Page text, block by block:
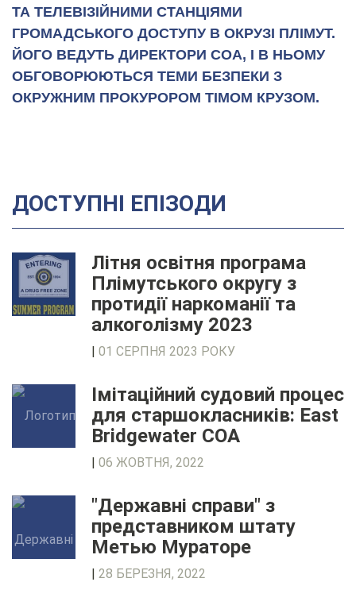
ТА ТЕЛЕВІЗІЙНИМИ СТАНЦІЯМИ
ГРОМАДСЬКОГО ДОСТУПУ В ОКРУЗІ ПЛІМУТ.
ЙОГО ВЕДУТЬ ДИРЕКТОРИ COA, І В НЬОМУ
ОБГОВОРЮЮТЬСЯ ТЕМИ БЕЗПЕКИ З
ОКРУЖНИМ ПРОКУРОРОМ ТІМОМ КРУЗОМ.
ДОСТУПНІ ЕПІЗОДИ
Літня освітня програма
Плімутського округу з
протидії наркоманії та
алкоголізму 2023
01 СЕРПНЯ 2023 РОКУ
Імітаційний судовий процес
для старшокласників: East
Bridgewater COA
06 ЖОВТНЯ, 2022
"Державні справи" з
представником штату
Метью Мураторе
28 БЕРЕЗНЯ, 2022